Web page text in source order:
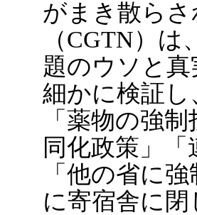
がまき散ら
（CGTN）
題のウソと
細かに検証
「薬物の強
同化政策」
「他の省に
に寄宿舎に